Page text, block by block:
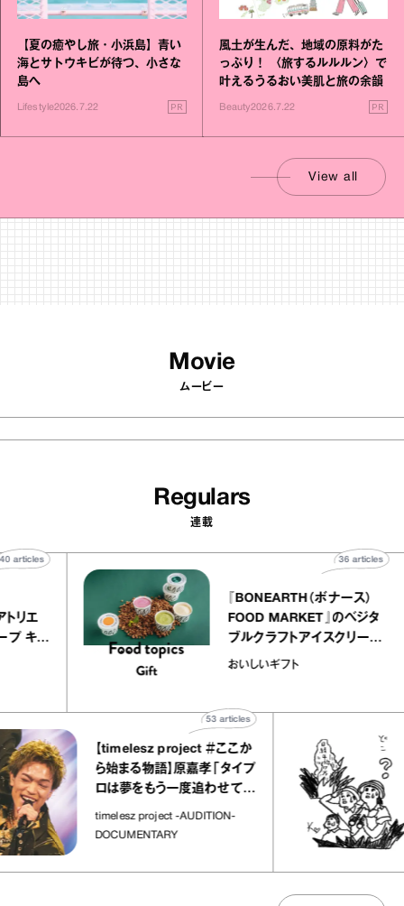
【夏の癒やし旅・小浜島】青い
海とサトウキビが待つ、小さな
島へ
Lifestyle2026.7.22 PR
風土が生んだ、地域の原料がた
っぷり！ 〈旅するルルルン〉で
叶えるうるおい美肌と旅の余韻
Beauty2026.7.22 PR
View all
Movie
ムービー
Regulars
連載
ー アトリエ
クレープ キャ
40articles
『BONEARTH（ボナース
FOOD MARKET』のベ
ブルクラフトアイスクリ
｜真野知子の「おいしい
おいしいギフト
36
【timelesz project ＃ここか
ら始まる物語】原嘉孝「タイプ
ロは夢をもう一度追わせてく
timelesz project -AUDITION-
DOCUMENTARY
articles